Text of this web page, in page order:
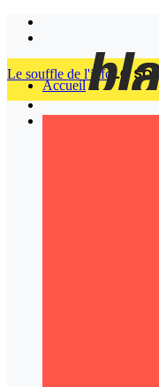
Accueil
Le souffle de l'info